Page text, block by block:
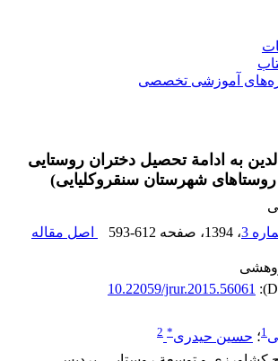
آموزشی تخصصی
به ادامة تحصیل دختران روستایی
شهرستان سنقروکلیایی)
، 1394 ، صفحه 593-612
اصل مقاله
10.22059/jrur.2015.56061
1؛ حسین حیدری*
2